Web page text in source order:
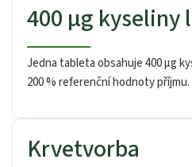
400 µg kyseliny
Jedna tableta obsahuje 400 µg
200 % referenční hodnoty příjmu.
Krvetvorba